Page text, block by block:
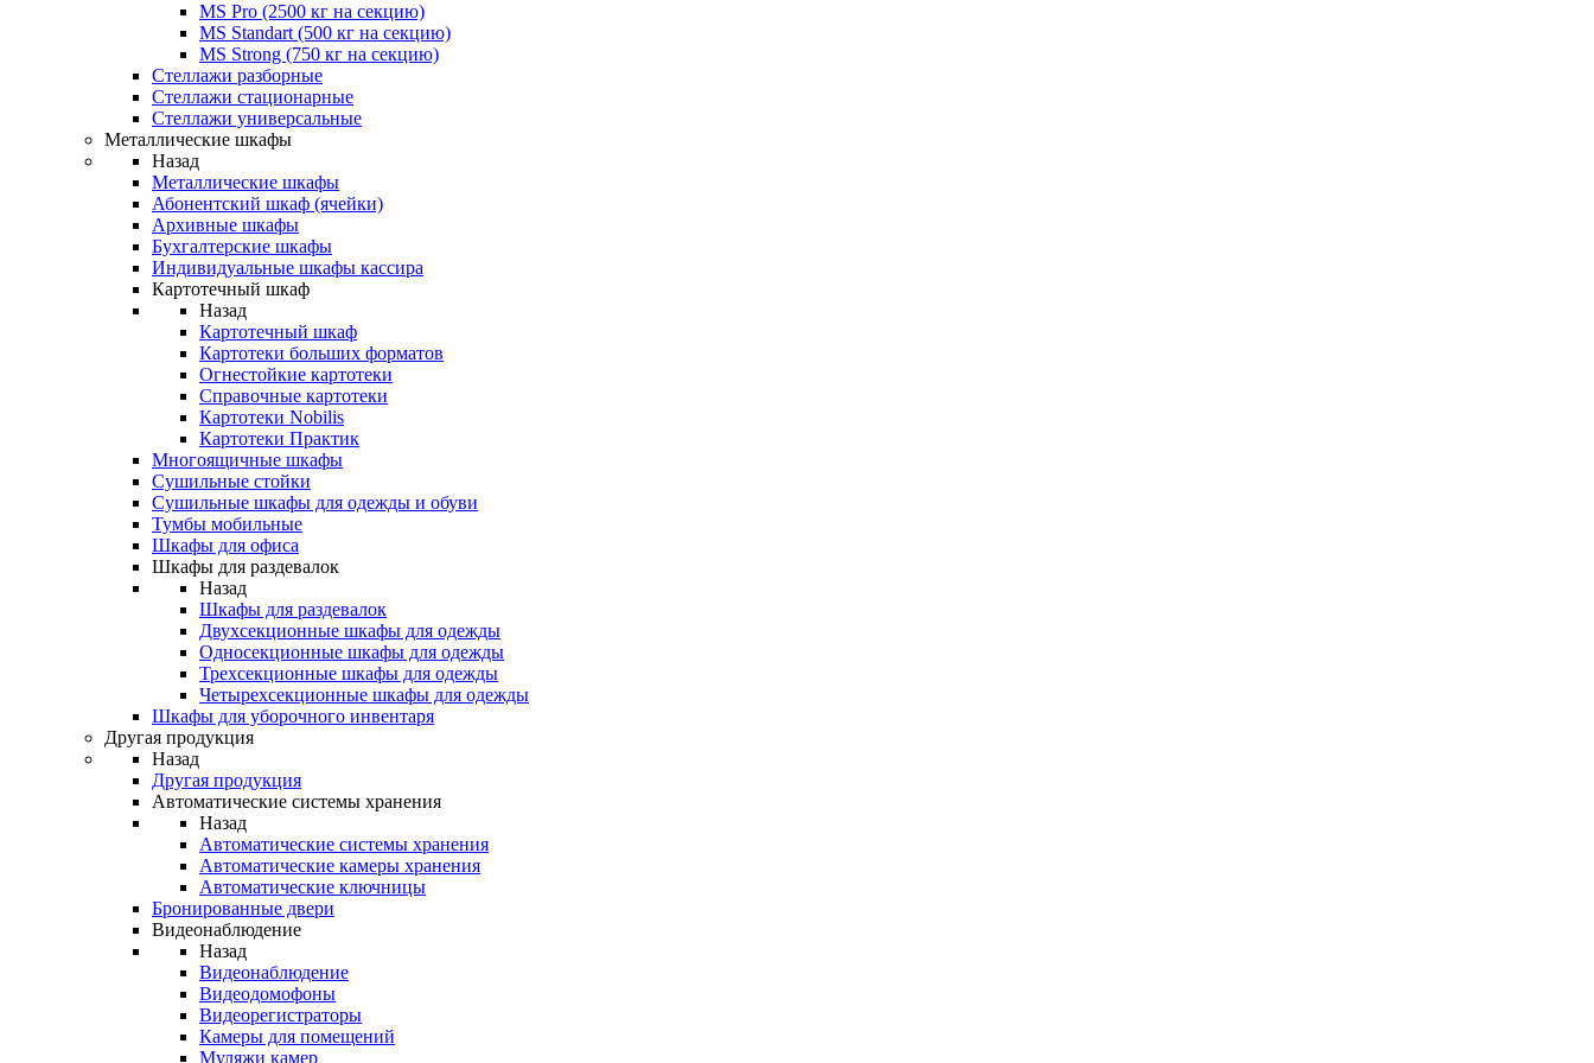
MS Pro (2500 кг на секцию)
MS Standart (500 кг на секцию)
MS Strong (750 кг на секцию)
Стеллажи разборные
Стеллажи стационарные
Стеллажи универсальные
Металлические шкафы
Назад
Металлические шкафы
Абонентский шкаф (ячейки)
Архивные шкафы
Бухгалтерские шкафы
Индивидуальные шкафы кассира
Картотечный шкаф
Назад
Картотечный шкаф
Картотеки больших форматов
Огнестойкие картотеки
Справочные картотеки
Картотеки Nobilis
Картотеки Практик
Многоящичные шкафы
Сушильные стойки
Сушильные шкафы для одежды и обуви
Тумбы мобильные
Шкафы для офиса
Шкафы для раздевалок
Назад
Шкафы для раздевалок
Двухсекционные шкафы для одежды
Односекционные шкафы для одежды
Трехсекционные шкафы для одежды
Четырехсекционные шкафы для одежды
Шкафы для уборочного инвентаря
Другая продукция
Назад
Другая продукция
Автоматические системы хранения
Назад
Автоматические системы хранения
Автоматические камеры хранения
Автоматические ключницы
Бронированные двери
Видеонаблюдение
Назад
Видеонаблюдение
Видеодомофоны
Видеорегистраторы
Камеры для помещений
Муляжи камер